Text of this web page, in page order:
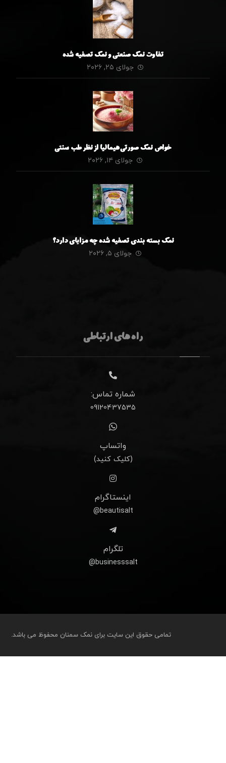
تفاوت نمک صنعتی و نمک تصفیه شده
جولای ۲۵, ۲۰۲۶
خواص نمک صورتی هیمالیا از نظر طب سنتی
جولای ۱۴, ۲۰۲۶
نمک بسته بندی تصفیه شده چه مزایای دارد؟
جولای ۵, ۲۰۲۶
راه های ارتباطی
شماره تماس:
09120437535
واتساپ
(کلیک کنید)
اینستاگرام
beautisalt@
تلگرام
businesssalt@
تمامی حقوق این سایت برای نمک سمنان محفوظ می باشد.